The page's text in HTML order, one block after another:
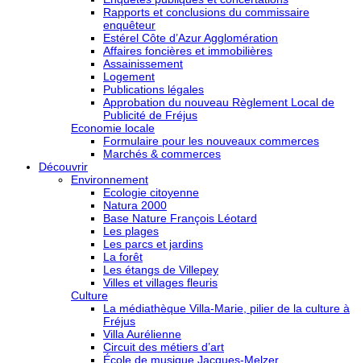
Rapports et conclusions du commissaire
enquêteur
Estérel Côte d’Azur Agglomération
Affaires foncières et immobilières
Assainissement
Logement
Publications légales
Approbation du nouveau Règlement Local de
Publicité de Fréjus
Economie locale
Formulaire pour les nouveaux commerces
Marchés & commerces
Découvrir
Environnement
Ecologie citoyenne
Natura 2000
Base Nature François Léotard
Les plages
Les parcs et jardins
La forêt
Les étangs de Villepey
Villes et villages fleuris
Culture
La médiathèque Villa-Marie, pilier de la culture à
Fréjus
Villa Aurélienne
Circuit des métiers d’art
École de musique Jacques-Melzer